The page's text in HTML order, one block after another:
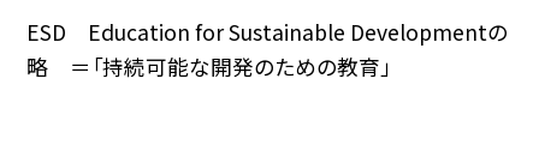
ESD Education for Sustainable Developmentの
略 ＝「持続可能な開発のための教育」